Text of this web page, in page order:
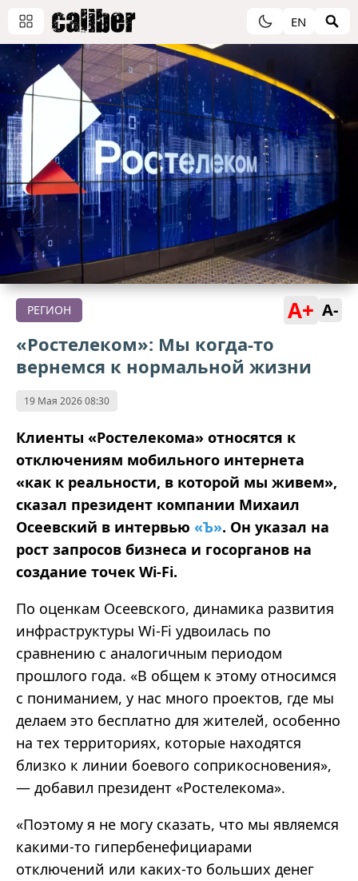
EN
РЕГИОН A+ A-
«Ростелеком»: Мы когда-то
вернемся к нормальной жизни
19 Мая 2026 08:30
Клиенты «Ростелекома» относятся к
отключениям мобильного интернета
«как к реальности, в которой мы живем»,
сказал президент компании Михаил
Осеевский в интервью «Ъ». Он указал на
рост запросов бизнеса и госорганов на
создание точек Wi-Fi.
По оценкам Осеевского, динамика развития
инфраструктуры Wi-Fi удвоилась по
сравнению с аналогичным периодом
прошлого года. «В общем к этому относимся
с пониманием, у нас много проектов, где мы
делаем это бесплатно для жителей, особенно
на тех территориях, которые находятся
близко к линии боевого соприкосновения»,
— добавил президент «Ростелекома».
«Поэтому я не могу сказать, что мы являемся
какими-то гипербенефициарами
отключений или каких-то больших денег